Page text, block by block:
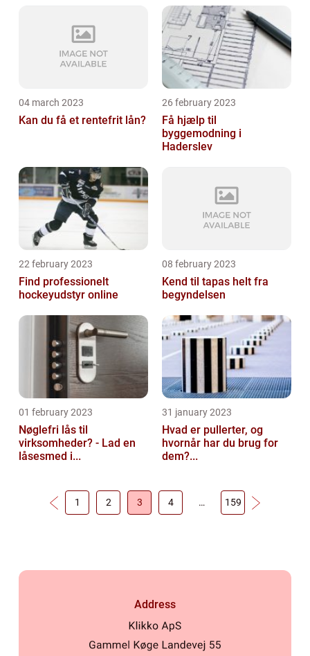
04 march 2023
Kan du få et rentefrit lån?
26 february 2023
Få hjælp til
byggemodning i
Haderslev
22 february 2023
Find professionelt
hockeyudstyr online
08 february 2023
Kend til tapas helt fra
begyndelsen
01 february 2023
Nøglefri lås til
virksomheder? - Lad en
låsesmed i...
31 january 2023
Hvad er pullerter, og
hvornår har du brug for
dem?...
1 2 3 4 … 159
Address